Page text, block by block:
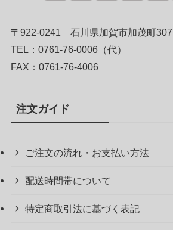
〒922-0241 石川県加賀市加茂町
TEL：0761-76-0006（代）
FAX：0761-76-4006
注文ガイド
ご注文の流れ・お支払い方法
配送時間帯について
特定商取引法に基づく表記